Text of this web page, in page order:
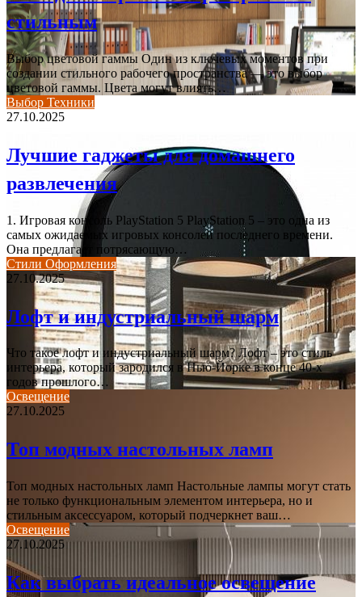
стильным
Выбор цветовой гаммы Один из ключевых моментов при
создании стильного рабочего пространства — это выбор
цветовой гаммы. Цвета могут влиять…
Выбор Техники
27.10.2025
Лучшие гаджеты для домашнего
развлечения
1. Игровая консоль PlayStation 5 PlayStation 5 – это одна из
самых ожидаемых игровых консолей последнего времени.
Она предлагает потрясающую…
Стили Оформления
27.10.2025
Лофт и индустриальный шарм
Что такое лофт и индустриальный шарм? Лофт – это стиль
интерьера, который зародился в Нью-Йорке в конце 40-х
годов прошлого…
Освещение
27.10.2025
Топ модных настольных ламп
Топ модных настольных ламп Настольные лампы могут стать
не только функциональным элементом интерьера, но и
стильным аксессуаром, который подчеркнет ваш…
Освещение
27.10.2025
Как выбрать идеальное освещение